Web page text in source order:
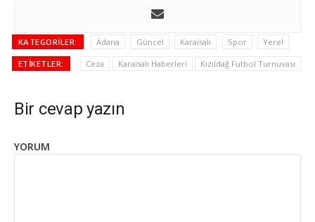
KATEGORILER: Adana Güncel Karaisalı Spor Yerel
ETIKETLER: Ceza Karaisalı Haberleri Kızıldağ Futbol Turnuvası
Bir cevap yazın
YORUM